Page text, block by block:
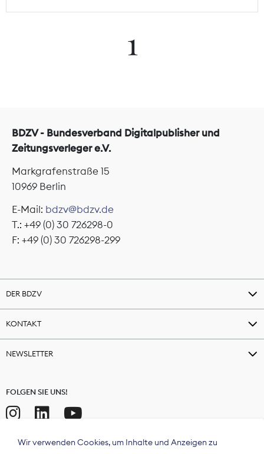
1
BDZV - Bundesverband Digitalpublisher und
Zeitungsverleger e.V.
Markgrafenstraße 15
10969 Berlin
E-Mail: bdzv@bdzv.de
T.: +49 (0) 30 726298-0
F: +49 (0) 30 726298-299
DER BDZV
KONTAKT
NEWSLETTER
FOLGEN SIE UNS!
Wir verwenden Cookies, um Inhalte und Anzeigen zu